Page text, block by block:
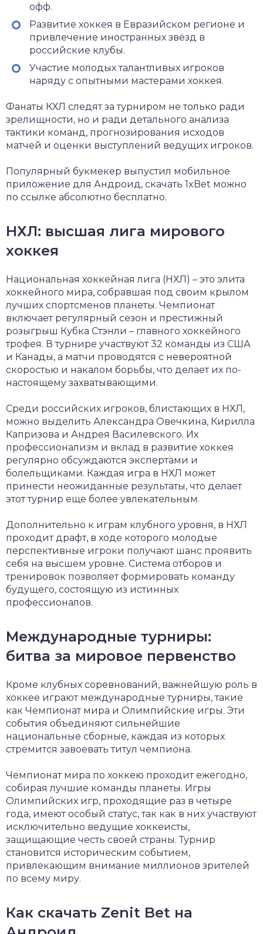
офф.
Развитие хоккея в Евразийском регионе и
привлечение иностранных звёзд в
российские клубы.
Участие молодых талантливых игроков
наряду с опытными мастерами хоккея.
Фанаты КХЛ следят за турниром не только ради
зрелищности, но и ради детального анализа
тактики команд, прогнозирования исходов
матчей и оценки выступлений ведущих игроков.
Популярный букмекер выпустил мобильное
приложение для Андроид, скачать 1xBet можно
по ссылке абсолютно бесплатно.
НХЛ: высшая лига мирового
хоккея
Национальная хоккейная лига (НХЛ) – это элита
хоккейного мира, собравшая под своим крылом
лучших спортсменов планеты. Чемпионат
включает регулярный сезон и престижный
розыгрыш Кубка Стэнли – главного хоккейного
трофея. В турнире участвуют 32 команды из США
и Канады, а матчи проводятся с невероятной
скоростью и накалом борьбы, что делает их по-
настоящему захватывающими.
Среди российских игроков, блистающих в НХЛ,
можно выделить Александра Овечкина, Кирилла
Капризова и Андрея Василевского. Их
профессионализм и вклад в развитие хоккея
регулярно обсуждаются экспертами и
болельщиками. Каждая игра в НХЛ может
принести неожиданные результаты, что делает
этот турнир еще более увлекательным.
Дополнительно к играм клубного уровня, в НХЛ
проходит драфт, в ходе которого молодые
перспективные игроки получают шанс проявить
себя на высшем уровне. Система отборов и
тренировок позволяет формировать команду
будущего, состоящую из истинных
профессионалов.
Международные турниры:
битва за мировое первенство
Кроме клубных соревнований, важнейшую роль в
хоккее играют международные турниры, такие
как Чемпионат мира и Олимпийские игры. Эти
события объединяют сильнейшие
национальные сборные, каждая из которых
стремится завоевать титул чемпиона.
Чемпионат мира по хоккею проходит ежегодно,
собирая лучшие команды планеты. Игры
Олимпийских игр, проходящие раз в четыре
года, имеют особый статус, так как в них участвуют
исключительно ведущие хоккеисты,
защищающие честь своей страны. Турнир
становится историческим событием,
привлекающим внимание миллионов зрителей
по всему миру.
Как скачать Zenit Bet на